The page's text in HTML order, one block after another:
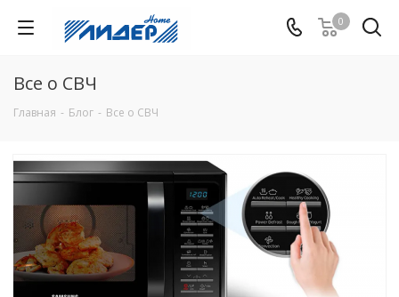
0
Все о СВЧ
Главная - Блог - Все о СВЧ